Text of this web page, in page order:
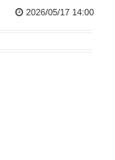
2026/05/17 14:00